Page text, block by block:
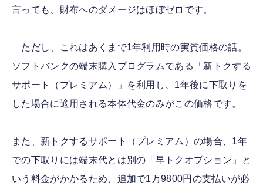
言っても、財布へのダメージはほぼゼロです。
ただし、これはあくまで1年利用時の実質価格の話。
ソフトバンクの端末購入プログラムである「新トクする
サポート（プレミアム）」を利用し、1年後に下取りを
した場合に適用される本体代金のみがこの価格です。
また、新トクするサポート（プレミアム）の場合、1年
での下取りには端末代とは別の「早トクオプション」と
いう料金がかかるため、追加で1万9800円の支払いが必